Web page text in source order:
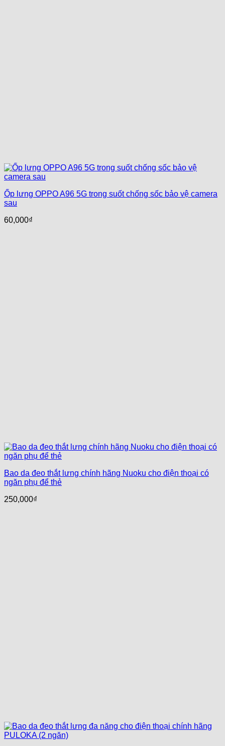
Ốp lưng OPPO A96 5G trong suốt chống sốc bảo vệ camera
sau
60,000₫
Bao da đeo thắt lưng chính hãng Nuoku cho điện thoại có
ngăn phụ để thẻ
250,000₫